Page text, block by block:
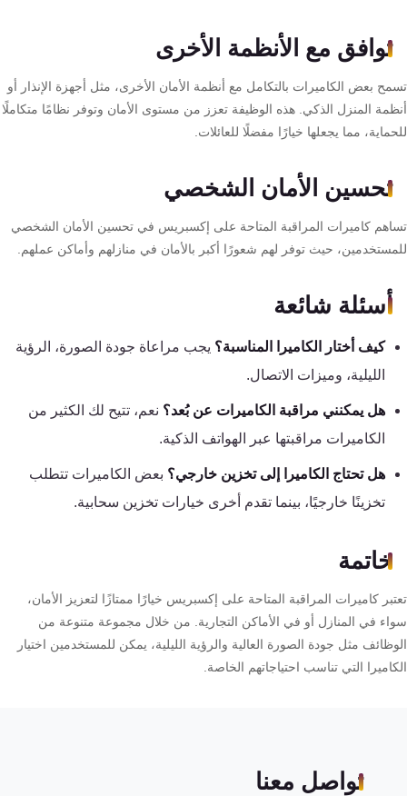
توافق مع الأنظمة الأخرى
بعض الكاميرات بالتكامل مع أنظمة الأمان الأخرى، مثل أجهزة الإنذار أو
المنزل الذكي. هذه الوظيفة تعزز من مستوى الأمان وتوفر نظامًا متكاملًا
مما يجعلها خيارًا مفضلًا للعائلات.
تحسين الأمان الشخصي
كاميرات المراقبة المتاحة على إكسبريس في تحسين الأمان الشخصي
حيث توفر لهم شعورًا أكبر بالأمان في منازلهم وأماكن عملهم.
أسئلة شائعة
كيف أختار الكاميرا المناسبة؟يجب مراعاة جودة الصورة، الرؤية
الليلية، وميزات الاتصال.
هل يمكنني مراقبة الكاميرات عن بُعد؟نعم، تتيح لك الكثير من
الكاميرات مراقبتها عبر الهواتف الذكية.
هل تحتاج الكاميرا إلى تخزين خارجي؟بعض الكاميرات تتطلب
تخزينًا خارجيًا، بينما تقدم أخرى خيارات تخزين سحابية.
خاتمة
كاميرات المراقبة المتاحة على إكسبريس خيارًا ممتازًا لتعزيز الأمان،
في المنازل أو في الأماكن التجارية. من خلال مجموعة متنوعة من
مثل جودة الصورة العالية والرؤية الليلية، يمكن للمستخدمين اختيار
التي تناسب احتياجاتهم الخاصة.
تواصل معنا